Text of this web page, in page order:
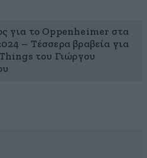
για το Oppenheimer στα
– Τέσσερα βραβεία για
του Γιώργου